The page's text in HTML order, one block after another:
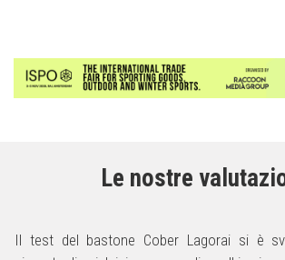
Le nostre
Il test del bastone Cober Lagorai si è